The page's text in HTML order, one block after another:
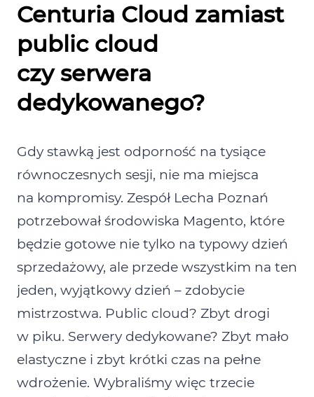
Centuria Cloud zamiast
public cloud
czy serwera
dedykowanego?
Gdy stawką jest odporność na tysiące
równoczesnych sesji, nie ma miejsca
na kompromisy. Zespół Lecha Poznań
potrzebował środowiska Magento, które
będzie gotowe nie tylko na typowy dzień
sprzedażowy, ale przede wszystkim na ten
jeden, wyjątkowy dzień – zdobycie
mistrzostwa. Public cloud? Zbyt drogi
w piku. Serwery dedykowane? Zbyt mało
elastyczne i zbyt krótki czas na pełne
wdrożenie. Wybraliśmy więc trzecie